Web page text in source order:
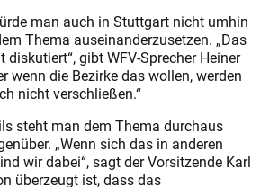
man auch in Stuttgart nicht umhin
Thema auseinanderzusetzen. „Das
diskutiert“, gibt WFV-Sprecher Heiner
wenn die Bezirke das wollen, werden
nicht verschließen.“
steht man dem Thema durchaus
„Wenn sich das in anderen
wir dabei“, sagt der Vorsitzende Karl
überzeugt ist, dass das